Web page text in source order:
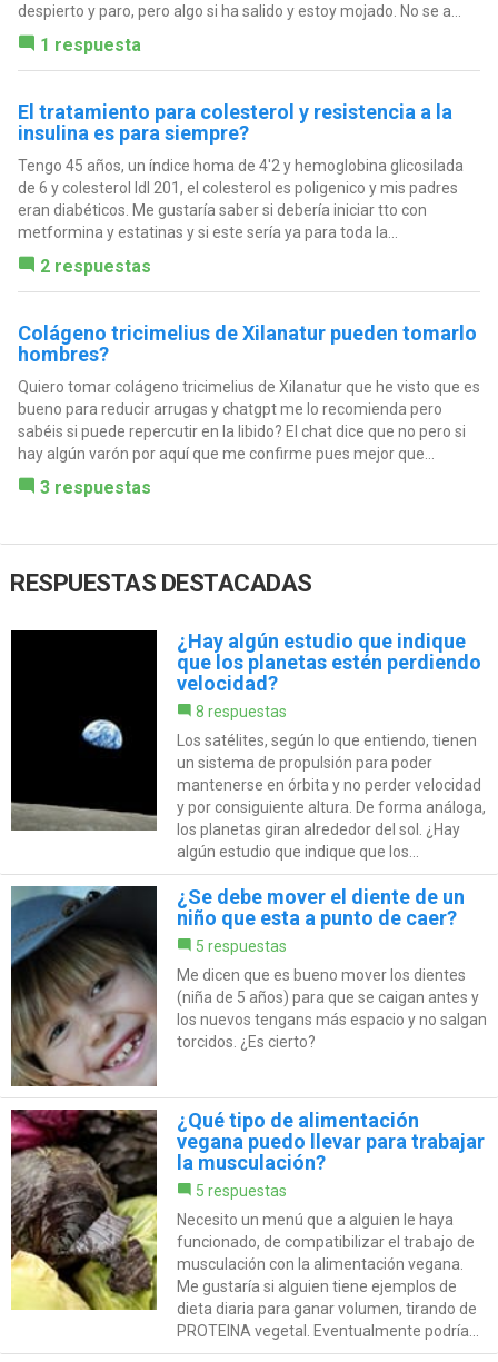
despierto y paro, pero algo si ha salido y estoy mojado. No se a...
1 respuesta
El tratamiento para colesterol y resistencia a la
insulina es para siempre?
Tengo 45 años, un índice homa de 4'2 y hemoglobina glicosilada
de 6 y colesterol ldl 201, el colesterol es poligenico y mis padres
eran diabéticos. Me gustaría saber si debería iniciar tto con
metformina y estatinas y si este sería ya para toda la...
2 respuestas
Colágeno tricimelius de Xilanatur pueden tomarlo
hombres?
Quiero tomar colágeno tricimelius de Xilanatur que he visto que es
bueno para reducir arrugas y chatgpt me lo recomienda pero
sabéis si puede repercutir en la libido? El chat dice que no pero si
hay algún varón por aquí que me confirme pues mejor que...
3 respuestas
RESPUESTAS DESTACADAS
¿Hay algún estudio que indique
que los planetas estén perdiendo
velocidad?
8 respuestas
Los satélites, según lo que entiendo, tienen
un sistema de propulsión para poder
mantenerse en órbita y no perder velocidad
y por consiguiente altura. De forma análoga,
los planetas giran alrededor del sol. ¿Hay
algún estudio que indique que los...
¿Se debe mover el diente de un
niño que esta a punto de caer?
5 respuestas
Me dicen que es bueno mover los dientes
(niña de 5 años) para que se caigan antes y
los nuevos tengans más espacio y no salgan
torcidos. ¿Es cierto?
¿Qué tipo de alimentación
vegana puedo llevar para trabajar
la musculación?
5 respuestas
Necesito un menú que a alguien le haya
funcionado, de compatibilizar el trabajo de
musculación con la alimentación vegana.
Me gustaría si alguien tiene ejemplos de
dieta diaria para ganar volumen, tirando de
PROTEINA vegetal. Eventualmente podría...